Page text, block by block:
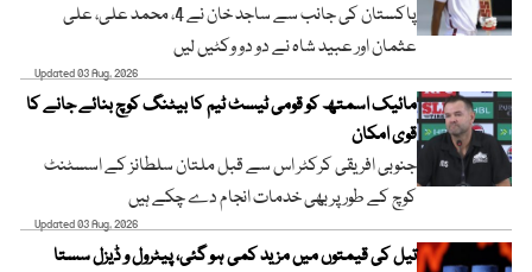
پاکستان کی جانب سے ساجد خان نے 4، محمد علی، علی
عثمان اور عبید شاہ نے دو دو وکٹیں لیں
Updated 03 Aug, 2026
مائیک اسمتھ کو قومی ٹیسٹ ٹیم کا بیٹنگ کوچ بنائے جانے کا
قوی امکان
جنوبی افریقی کرکٹر اس سے قبل ملتان سلطانز کے اسسٹنٹ
کوچ کے طور پر بھی خدمات انجام دے چکے ہیں
Updated 03 Aug, 2026
تیل کی قیمتوں میں مزید کمی ہو گئی، پیٹرول و ڈیزل سستا